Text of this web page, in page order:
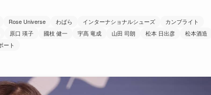
Rose Universe わばら インターナショナルシューズ
カンブライト
原口 瑛子 國枝 健一 宇髙 竜成 山田 司朗 松本 日出彦
松本酒造
ート